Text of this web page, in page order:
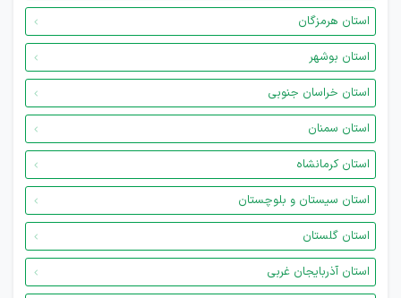
استان هرمزگان
استان بوشهر
استان خراسان جنوبی
استان سمنان
استان کرمانشاه
استان سیستان و بلوچستان
استان گلستان
استان آذربایجان غربی